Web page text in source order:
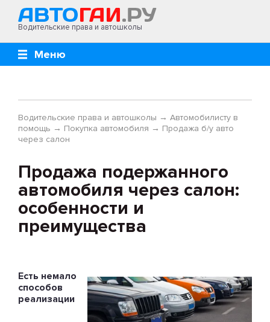
Водительские права и автошколы
Меню
Водительские права и автошколы → Автомобилисту в
помощь → Покупка автомобиля → Продажа б/у авто
через салон
Продажа подержанного
автомобиля через салон:
особенности и
преимущества
Есть немало
способов
реализации